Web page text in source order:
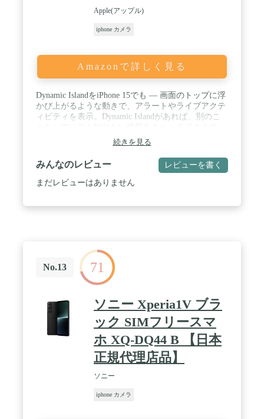
Pro 14" (2021)、MacBook Pro 16" (2021)、MacBook
Air 13" (2020)、MacBook Air 13" M1 (2020)、
(2019)、iPhone 14、iPhone 14 Pro、iPhone 14 Plus、
iPhone 14 Pro Max、iPhone 12、iPhone 12 mini、
iPhone 12 Pro、iPhone 12 Pro Max、iPhone 13、
iPhone 13 mini、iPhone 13 Pro、iPhone 13 Pro Max /
【素材】マウント本体はシリコンコーティングされ
たポリカーボネート、柔らかいのでデバイスを傷つ
ける心配はありません。リングはサテン仕上げされ
の製品2年保証、日本語サポート対応 / iPhoneを横向
Apple(アップル)
iphone カメラ
Amazonで詳しく見る
Dynamic IslandをiPhone 15でも — 画面のトップに浮
かび上がるような動きで、アラートやライブアクテ
ィビティを表示。Dynamic Islandがあれば、別のこ
電話をかけてきた相手の名前、フライトの状況、ほ
かにもいろいろ見られます。 / イノベーションが息
づくデザイン — iPhone 15 Plusは、カラーインフュ
ーズドガラスとアルミニウムを採用した美しくタフ
なボディを持ち、防沫性能、耐水性能、防塵性能を
影ができます。つまり、驚くほどのディテールをと
らえた見事な写真が、かつてないほど簡単に撮れま
す。光学2倍望遠を使えば、完璧なクローズアップ
写真をフレームに収めることができます。 / 次世代
のポートレート — ディテールと色彩が劇的に向
上。より美しいポートレートを撮れます。撮影後で
も、タップするだけで複数の被写体の間でピントを
切り替えられます。 / パワフルなA16 Bionicチップ
— コンピュテーショナルフォトグラフィー、
Dynamic Islandのなめらかな動き、通話のための
「声を分離」機能など、先進的な機能をパワフルに
します。 / USB-Cの接続機能 — USB-Cコネクタを搭
続きを見る
みんなのレビュー レビューを書く
まだレビューはありません
No.13 71
ソニー Xperia1V ブラ
ック SIMフリースマ
ホ XQ-DQ44 B 【日本
正規代理店品】
ソニー
iphone カメラ